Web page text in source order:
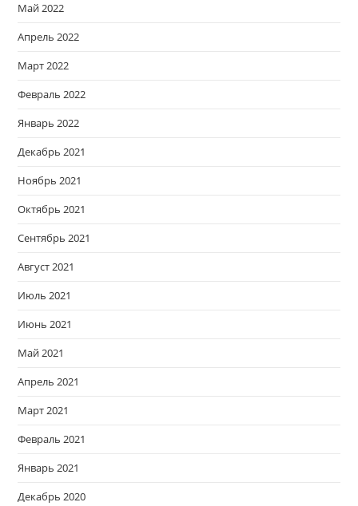
Май 2022
Апрель 2022
Март 2022
Февраль 2022
Январь 2022
Декабрь 2021
Ноябрь 2021
Октябрь 2021
Сентябрь 2021
Август 2021
Июль 2021
Июнь 2021
Май 2021
Апрель 2021
Март 2021
Февраль 2021
Январь 2021
Декабрь 2020